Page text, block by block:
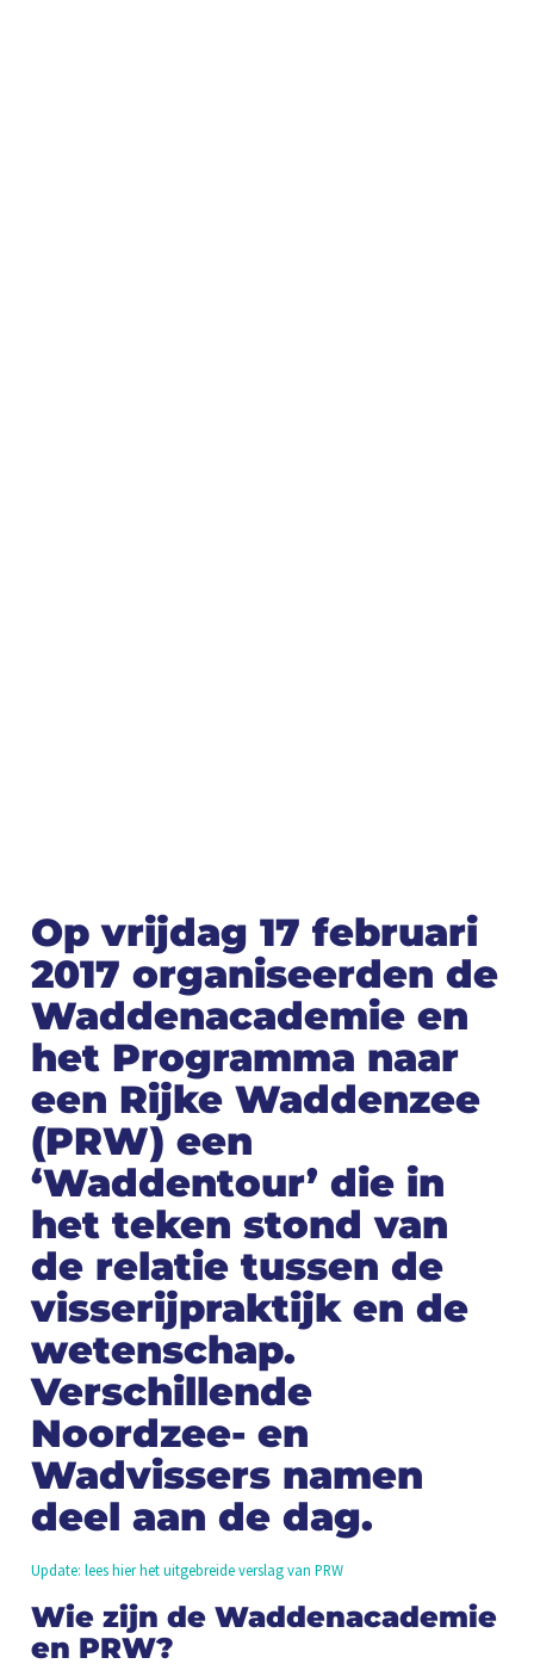
Op vrijdag 17 februari
2017 organiseerden de
Waddenacademie en
het Programma naar
een Rijke Waddenzee
(PRW) een
‘Waddentour’ die in
het teken stond van
de relatie tussen de
visserijpraktijk en de
wetenschap.
Verschillende
Noordzee- en
Wadvissers namen
deel aan de dag.
Update: lees hier het uitgebreide verslag van PRW
Wie zijn de Waddenacademie
en PRW?